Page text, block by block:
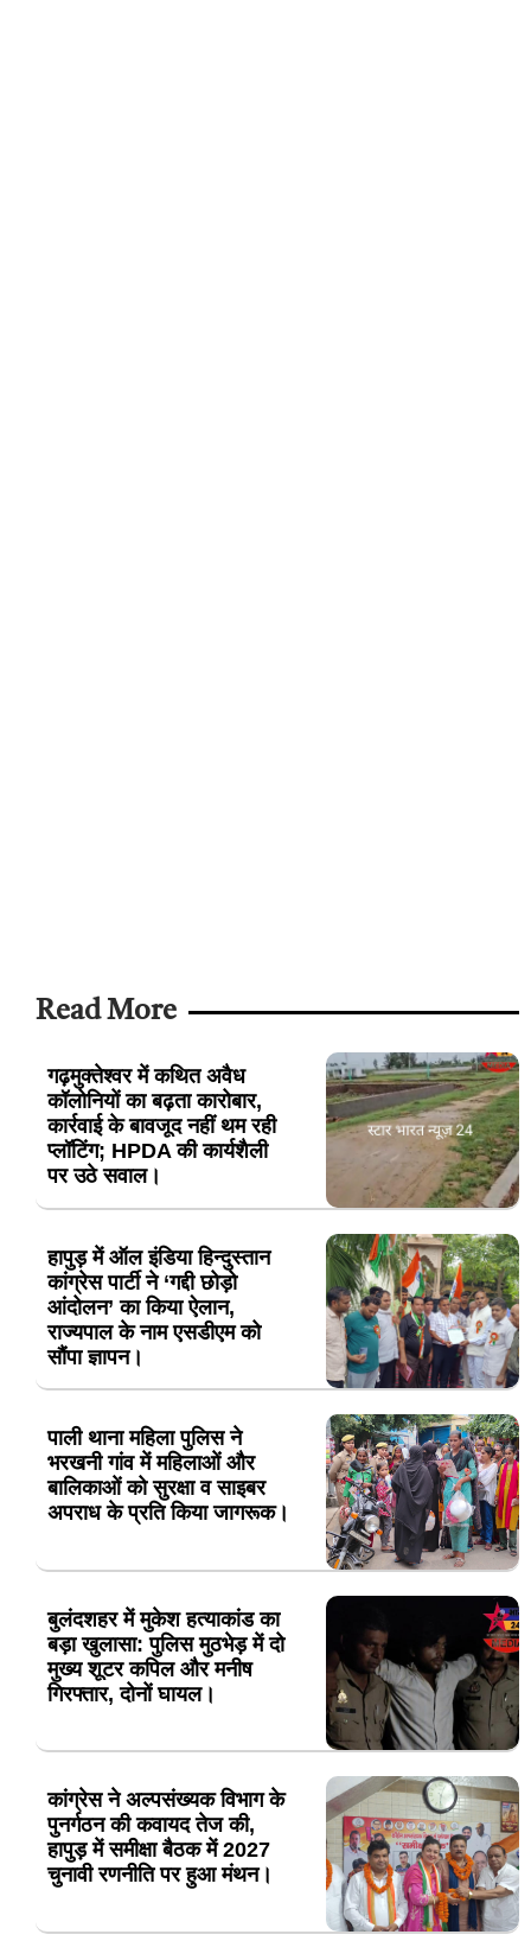
Read More
गढ़मुक्तेश्वर में कथित अवैध
कॉलोनियों का बढ़ता कारोबार,
कार्रवाई के बावजूद नहीं थम रही
प्लॉटिंग; HPDA की कार्यशैली
पर उठे सवाल।
हापुड़ में ऑल इंडिया हिन्दुस्तान
कांग्रेस पार्टी ने ‘गद्दी छोड़ो
आंदोलन’ का किया ऐलान,
राज्यपाल के नाम एसडीएम को
सौंपा ज्ञापन।
पाली थाना महिला पुलिस ने
भरखनी गांव में महिलाओं और
बालिकाओं को सुरक्षा व साइबर
अपराध के प्रति किया जागरूक।
बुलंदशहर में मुकेश हत्याकांड का
बड़ा खुलासा: पुलिस मुठभेड़ में दो
मुख्य शूटर कपिल और मनीष
गिरफ्तार, दोनों घायल।
कांग्रेस ने अल्पसंख्यक विभाग के
पुनर्गठन की कवायद तेज की,
हापुड़ में समीक्षा बैठक में 2027
चुनावी रणनीति पर हुआ मंथन।